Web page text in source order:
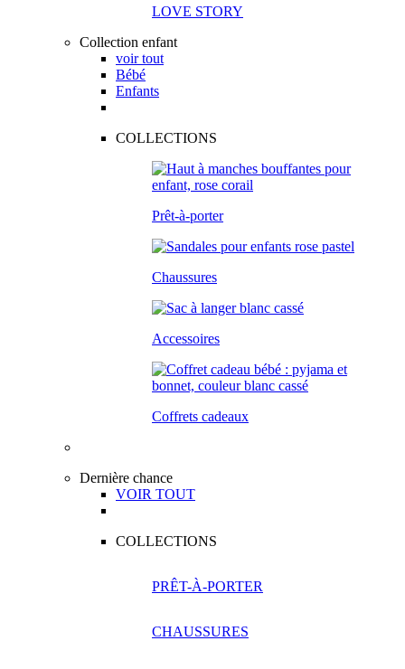
LOVE STORY
Collection enfant
voir tout
Bébé
Enfants
COLLECTIONS
Prêt-à-porter
Chaussures
Accessoires
Coffrets cadeaux
Dernière chance
VOIR TOUT
COLLECTIONS
PRÊT-À-PORTER
CHAUSSURES